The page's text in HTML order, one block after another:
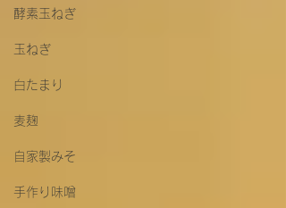
酵素玉ねぎ
玉ねぎ
白たまり
麦麹
自家製みそ
手作り味噌